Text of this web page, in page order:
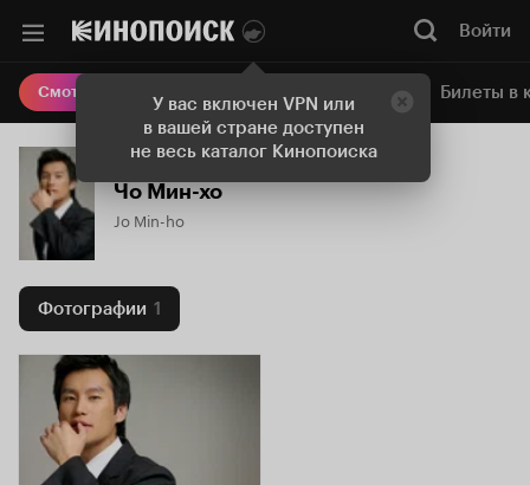
У вас включен VPN или
в вашей стране доступен
не весь каталог Кинопоиска
Войти
Смотреть кино Онлайн-кинотеатр Билеты в
Чо Мин-хо
Jo Min-ho
Фотографии 1